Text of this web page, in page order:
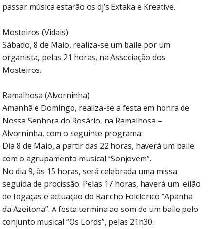
passar música estarão os dj’s Extaka e Kreative.
Mosteiros (Vidais)
Sábado, 8 de Maio, realiza-se um baile por um
organista, pelas 21 horas, na Associação dos
Mosteiros.
Ramalhosa (Alvorninha)
Amanhã e Domingo, realiza-se a festa em honra de
Nossa Senhora do Rosário, na Ramalhosa –
Alvorninha, com o seguinte programa:
Dia 8 de Maio, a partir das 22 horas, haverá um baile
com o agrupamento musical “Sonjovem”.
No dia 9, às 15 horas, será celebrada uma missa
seguida de procissão. Pelas 17 horas, haverá um leilão
de fogaças e actuação do Rancho Folclórico “Apanha
da Azeitona”. A festa termina ao som de um baile pelo
conjunto musical “Os Lords”, pelas 21h30.